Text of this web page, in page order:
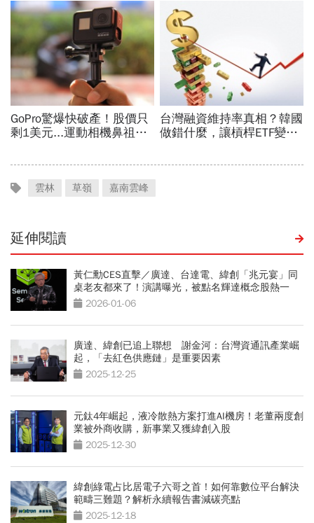
雲林 草嶺 嘉南雲峰
延伸閱讀
黃仁勳CES直擊／廣達、台達電、緯創「兆元宴」同
桌老友都來了！演講曝光，被點名輝達概念股熱一
波？2026-01-06
廣達、緯創已追上聯想 謝金河：台灣資通訊產業崛
起，「去紅色供應鏈」是重要因素
2025-12-25
元鈦4年崛起，液冷散熱方案打進AI機房！老董兩度創
業被外商收購，新事業又獲緯創入股
2025-12-30
緯創綠電占比居電子六哥之首！如何靠數位平台解決
範疇三難題？解析永續報告書減碳亮點
2025-12-18